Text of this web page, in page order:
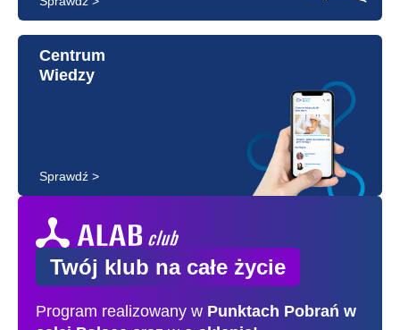
Centrum
Wiedzy
Sprawdź >
Twój klub na całe życie
Program realizowany w Punktach Pobrań w